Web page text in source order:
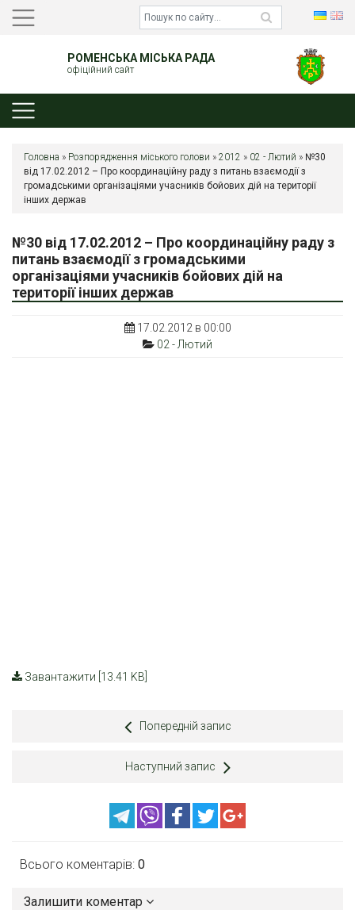
РОМЕНСЬКА МІСЬКА РАДА
офіційний сайт
Головна » Розпорядження міського голови » 2012 » 02 - Лютий » №30
від 17.02.2012 – Про координаційну раду з питань взаємодії з
громадськими організаціями учасників бойових дій на території
інших держав
№30 від 17.02.2012 – Про координаційну раду з
питань взаємодії з громадськими
організаціями учасників бойових дій на
території інших держав
17.02.2012 в 00:00
02 - Лютий
Завантажити [13.41 KB]
Попередній запис
Наступний запис
Всього коментарів: 0
Залишити коментар